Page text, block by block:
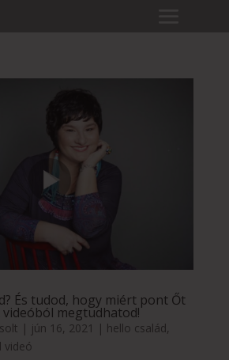
És tudod, hogy miért pont Őt
megtudhatod!
| jún 16, 2021 | hello család,
videó